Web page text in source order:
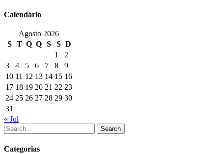
Calendário
Agosto 2026
S
T Q Q S S D
1
2
3
4 5 6 7 8
9
10 11 12 13 14 15 16
17 18 19 20 21 22 23
24 25 26 27 28 29 30
31
« Jul
Search
Categorias